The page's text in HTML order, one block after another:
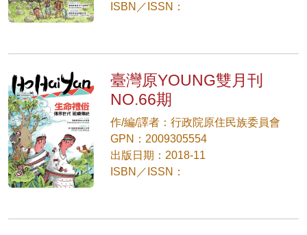
ISBN／ISSN：
臺灣原YOUNG雙月刊
NO.66期
作/編/譯者：行政院原住民族委員會
GPN：2009305554
出版日期：2018-11
ISBN／ISSN：